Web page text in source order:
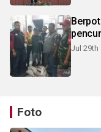
Jul 29th
Foto